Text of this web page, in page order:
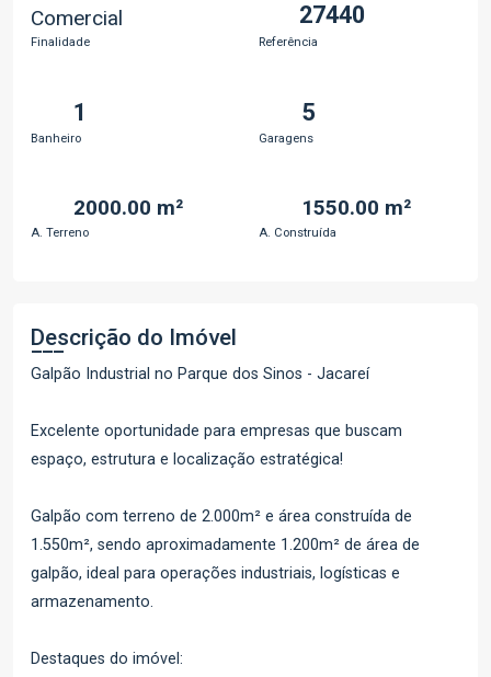
Comercial
Finalidade
27440
Referência
1
Banheiro
5
Garagens
2000.00 m²
A. Terreno
1550.00 m²
A. Construída
Descrição do Imóvel
Galpão Industrial no Parque dos Sinos - Jacareí
Excelente oportunidade para empresas que buscam
espaço, estrutura e localização estratégica!
Galpão com terreno de 2.000m² e área construída de
1.550m², sendo aproximadamente 1.200m² de área de
galpão, ideal para operações industriais, logísticas e
armazenamento.
Destaques do imóvel: